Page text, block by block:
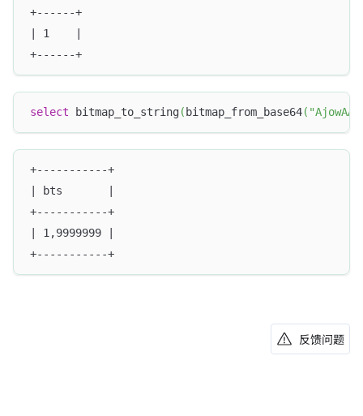
+------+
| 1    |
+------+
select bitmap_to_string( bitmap_from_base64(
+-----------+
| bts       |
+-----------+
| 1,9999999 |
+-----------+
反馈问题